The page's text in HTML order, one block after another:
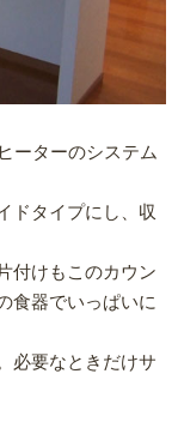
ーターのシステム
ドタイプにし、収
付けもこのカウン
食器でいっぱいに
必要なときだけサ